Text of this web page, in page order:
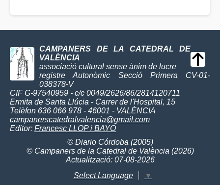
CAMPANERS DE LA CATEDRAL DE
VALÈNCIA
associació cultural sense ànim de lucre
registre Autonòmic Secció Primera CV-01-
038378-V
CIF G-97540959 - c/c 0049/2626/86/2814120711
Ermita de Santa Llúcia - Carrer de l'Hospital, 15
Telèfon 636 066 978 - 46001 - VALÈNCIA
campanerscatedralvalencia@gmail.com
Editor: Francesc LLOP i BAYO
© Diario Córdoba (2005)
© Campaners de la Catedral de València (2026)
Actualització: 07-08-2026
Select Language
▼